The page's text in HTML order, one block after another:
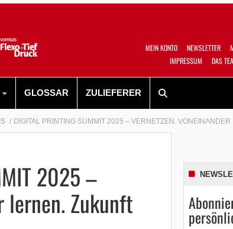
MEIN KONTO NEWSLETTER
IMPRESSUM
DAS
GLOSSAR ZULIEFERER
DIGITAL PRINTING SUMMIT 2025 – VERNETZEN.
2025 –
lernen. Zukunft